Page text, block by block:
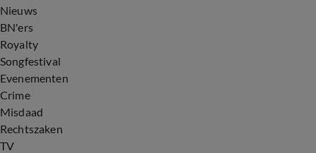
Nieuws
BN'ers
Royalty
Songfestival
Evenementen
Crime
Misdaad
Rechtszaken
TV